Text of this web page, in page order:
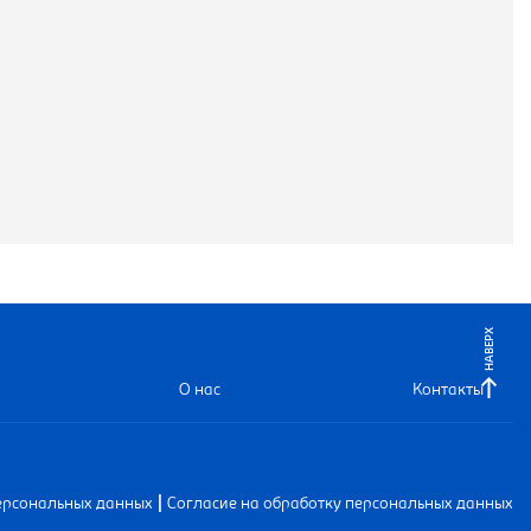
НАВЕРХ
О нас Контакты
данных Согласие на обработку персональных данных